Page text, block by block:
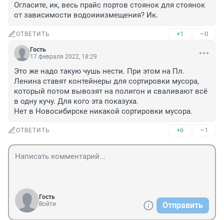
Огласите, ик, весь прайс портов стоянок для стоянок
от зависимости водоииизмещения? Ик.
ОТВЕТИТЬ +1 –0
Гость
17 февраля 2022, 18:29
Это же надо такую чушь нести. При этом на Пл.
Ленина ставят контейнеры для сортировки мусора,
который потом вывозят на полигон и сваливают всё
в одну кучу. Для кого эта показуха.
Нет в Новосибирске никакой сортировки мусора.
ОТВЕТИТЬ +6 –1
Гость
Войти
Отправить